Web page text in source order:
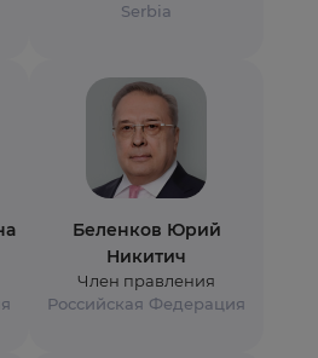
Serbia
Беленков Юрий
Никитич
Член правления
Российская Федерация